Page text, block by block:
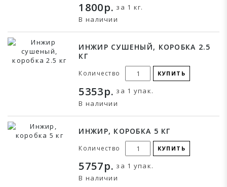
1800р. за 1 кг.
В наличии
ИНЖИР СУШЕНЫЙ, КОРОБКА 2.5
КГ
Количество КУПИТЬ
5353р. за 1 упак.
В наличии
ИНЖИР, КОРОБКА 5 КГ
Количество КУПИТЬ
5757р. за 1 упак.
В наличии